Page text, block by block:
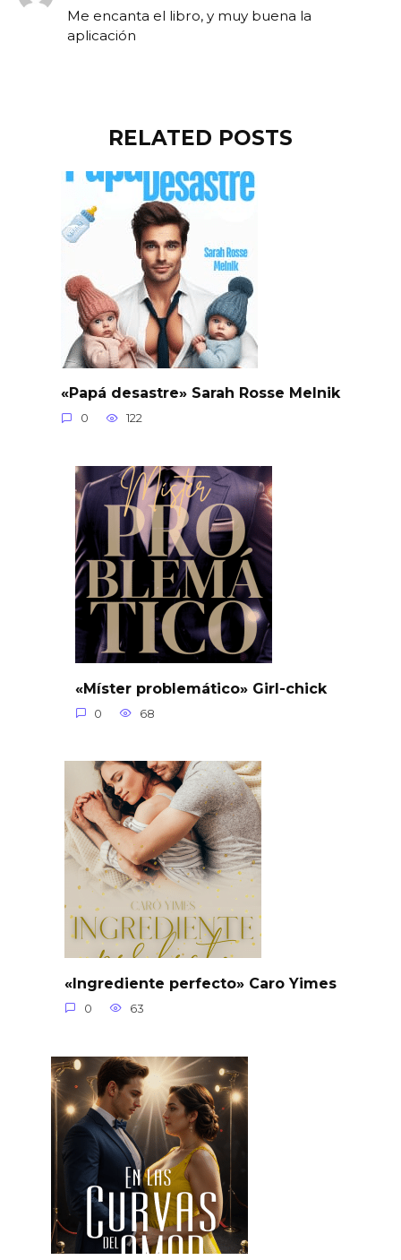
Me encanta el libro, y muy buena la
aplicación
RELATED POSTS
«Papá desastre» Sarah Rosse Melnik
0 122
«Míster problemático» Girl-chick
0 68
«Ingrediente perfecto» Caro Yimes
0 63